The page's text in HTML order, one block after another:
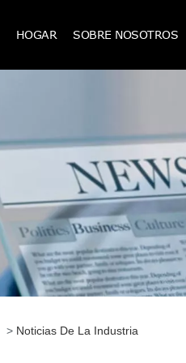
HOGAR SOBRE NOSOTROS
> Noticias De La Industria